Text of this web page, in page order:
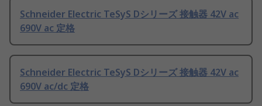
Schneider Electric TeSyS Dシリーズ 接触器 42V ac
690V ac 定格
Schneider Electric TeSyS Dシリーズ 接触器 42V ac
690V ac/dc 定格